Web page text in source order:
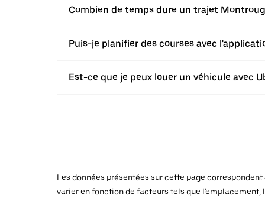
Combien de temps dure un trajet
Puis-je planifier des courses avec
Est-ce que je peux louer un véhicule avec
Les données présentées sur cette page
varier en fonction de facteurs tels que